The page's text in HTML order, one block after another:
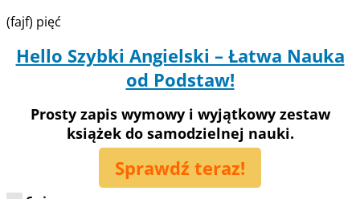
(fajf) pięć
Hello Szybki Angielski – Łatwa Nauka
od Podstaw!
Prosty zapis wymowy i wyjątkowy zestaw
książek do samodzielnej nauki.
Sprawdź teraz!